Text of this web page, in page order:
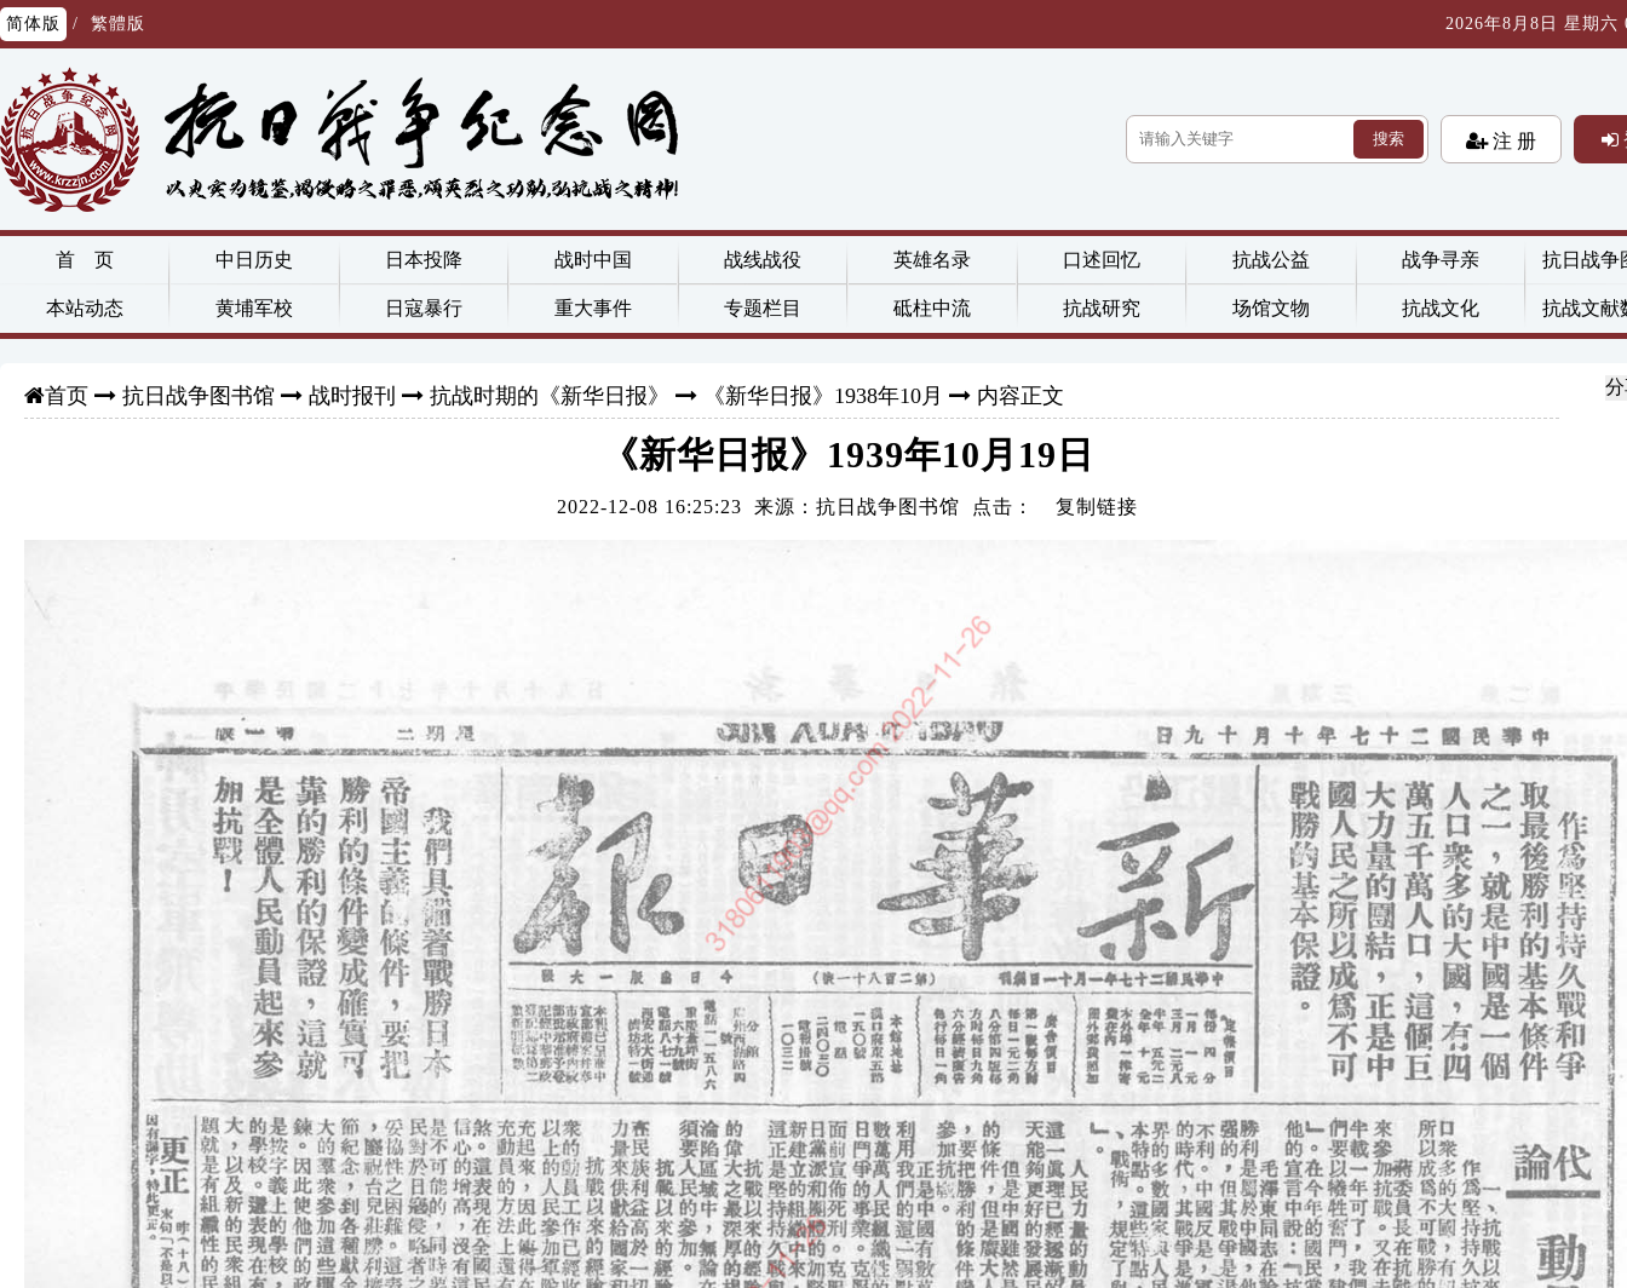
简体版 / 繁體版 2026年8月8日 星期六
搜索 注 册
首 页 中日历史 日本投降 战时中国 战线战役 英雄名录 口述回忆 抗战公益 战争寻亲 抗日战争
本站动态 黄埔军校 日寇暴行 重大事件 专题栏目 砥柱中流 抗战研究 场馆文物 抗战文化 抗战文献
首页 抗日战争图书馆 战时报刊 抗战时期的《新华日报》 《新华日报》1938年10月 内容正文
《新华日报》1939年10月19日
2022-12-08 16:25:23 来源：抗日战争图书馆 点击： 复制链接